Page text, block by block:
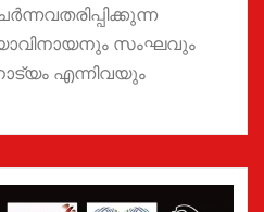
സംഘവും
എന്നിവയും